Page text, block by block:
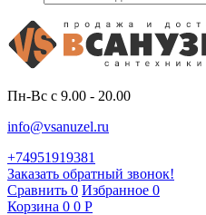
Пн-Вс с 9.00 - 20.00
info@vsanuzel.ru
+74951919381
Заказать обратный звонок!
Сравнить 0 Избранное 0
Корзина 0 0 Р